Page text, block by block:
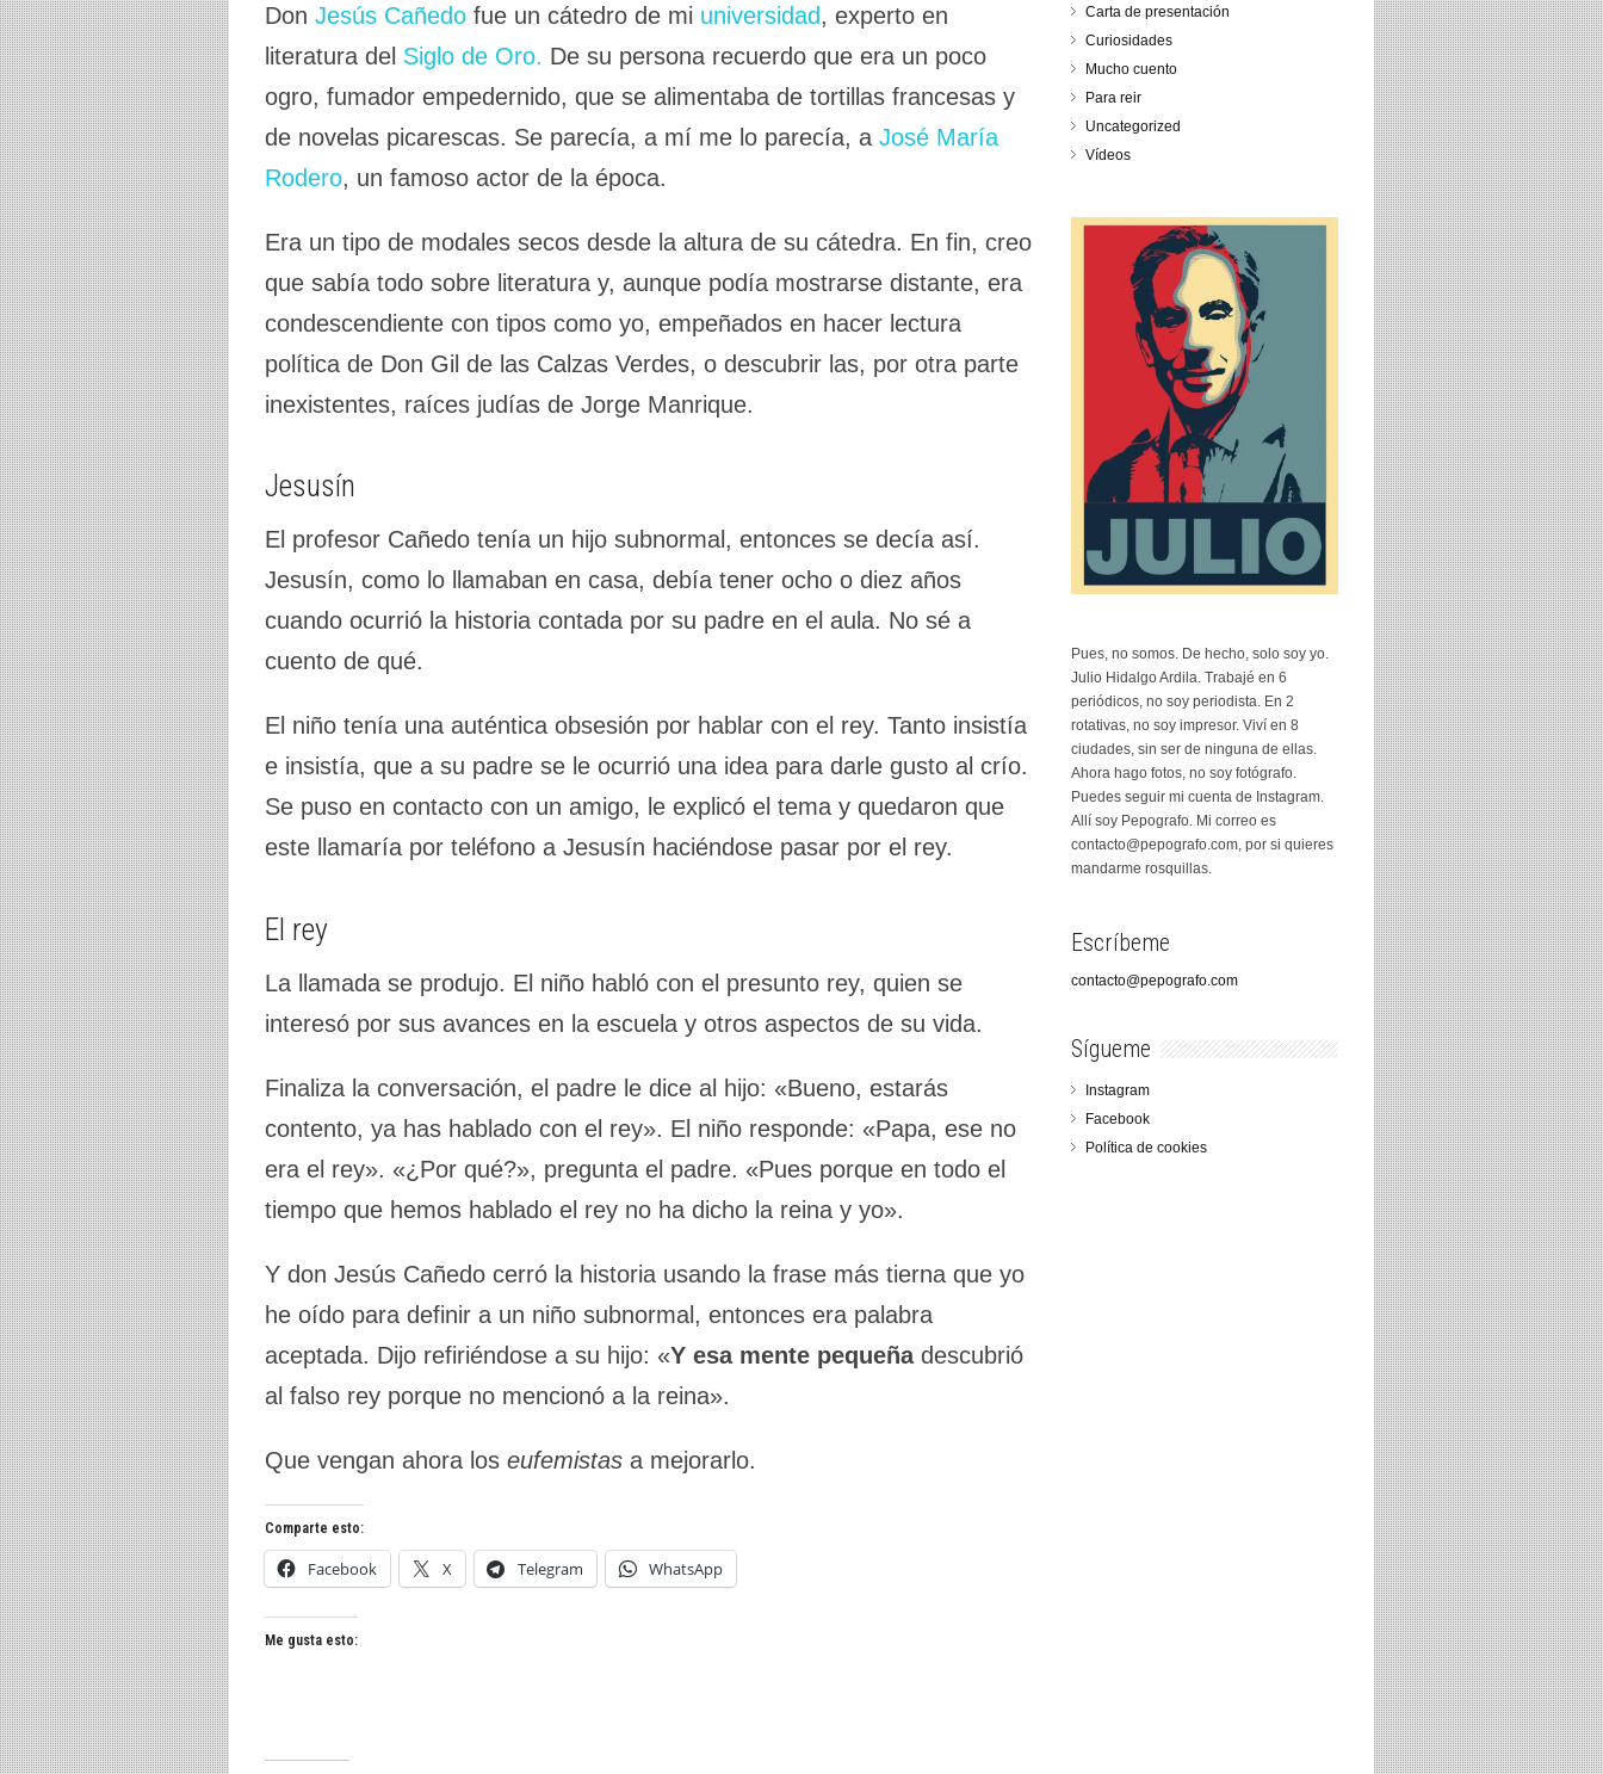
Don Jesús Cañedo fue un cátedro de mi universidad, experto en
literatura del Siglo de Oro. De su persona recuerdo que era un poco
ogro, fumador empedernido, que se alimentaba de tortillas francesas y
de novelas picarescas. Se parecía, a mí me lo parecía, a José María
Rodero, un famoso actor de la época.
Era un tipo de modales secos desde la altura de su cátedra. En fin, creo
que sabía todo sobre literatura y, aunque podía mostrarse distante, era
condescendiente con tipos como yo, empeñados en hacer lectura
política de Don Gil de las Calzas Verdes, o descubrir las, por otra parte
inexistentes, raíces judías de Jorge Manrique.
Jesusín
El profesor Cañedo tenía un hijo subnormal, entonces se decía así.
Jesusín, como lo llamaban en casa, debía tener ocho o diez años
cuando ocurrió la historia contada por su padre en el aula. No sé a
cuento de qué.
El niño tenía una auténtica obsesión por hablar con el rey. Tanto insistía
e insistía, que a su padre se le ocurrió una idea para darle gusto al crío.
Se puso en contacto con un amigo, le explicó el tema y quedaron que
este llamaría por teléfono a Jesusín haciéndose pasar por el rey.
El rey
La llamada se produjo. El niño habló con el presunto rey, quien se
interesó por sus avances en la escuela y otros aspectos de su vida.
Finaliza la conversación, el padre le dice al hijo: «Bueno, estarás
contento, ya has hablado con el rey». El niño responde: «Papa, ese no
era el rey». «¿Por qué?», pregunta el padre. «Pues porque en todo el
tiempo que hemos hablado el rey no ha dicho la reina y yo».
Y don Jesús Cañedo cerró la historia usando la frase más tierna que yo
he oído para definir a un niño subnormal, entonces era palabra
aceptada. Dijo refiriéndose a su hijo: «Y esa mente pequeñadescubrió
al falso rey porque no mencionó a la reina».
Que vengan ahora los eufemistas a mejorarlo.
Comparte esto:
Facebook X Telegram WhatsApp
Me gusta esto:
Carta de presentación
Curiosidades
Mucho cuento
Para reir
Uncategorized
Vídeos
Pues, no somos. De hecho, solo soy yo.
Julio Hidalgo Ardila. Trabajé en 6
periódicos, no soy periodista. En 2
rotativas, no soy impresor. Viví en 8
ciudades, sin ser de ninguna de ellas.
Ahora hago fotos, no soy fotógrafo.
Puedes seguir mi cuenta de Instagram.
Allí soy Pepografo. Mi correo es
contacto@pepografo.com, por si quieres
mandarme rosquillas.
Escríbeme
contacto@pepografo.com
Sígueme
Instagram
Facebook
Política de cookies